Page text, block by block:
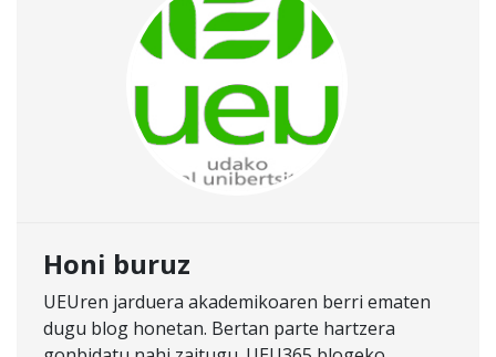
Honi buruz
UEUren jarduera akademikoaren berri ematen
dugu blog honetan. Bertan parte hartzera